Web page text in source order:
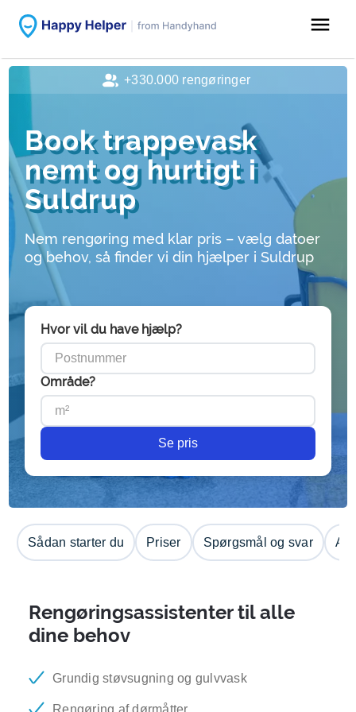
menu
Book trappevask
nemt og hurtigt i
Suldrup
Nem rengøring med klar pris – vælg datoer
og behov, så finder vi din hjælper i Suldrup
Hvor vil du have hjælp?
Område?
Se pris
Sådan starter du Priser Spørgsmål og svar
Rengøringsassistenter til alle
dine behov
Grundig støvsugning og gulvvask
Rengøring af dørmåtter
+330.000 rengøringer